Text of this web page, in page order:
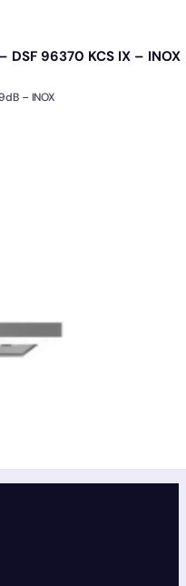
DSF 96370 KCS IX – INOX
– INOX